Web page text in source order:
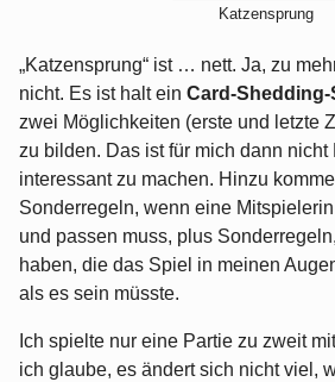
Katzensprung
„Katzensprung“ ist … nett. Ja, zu
nicht. Es ist halt ein Card-Shedding-
zwei Möglichkeiten (erste und letzte
zu bilden. Das ist für mich dann nicht
interessant zu machen. Hinzu
Sonderregeln, wenn eine
und passen muss, plus
haben, die das Spiel in meinen
als es sein müsste.
Ich spielte nur eine Partie zu zweit
ich glaube, es ändert sich nicht viel,